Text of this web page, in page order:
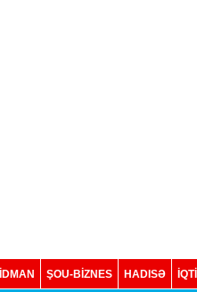
İDMAN ŞOU-BİZNES HADISƏ